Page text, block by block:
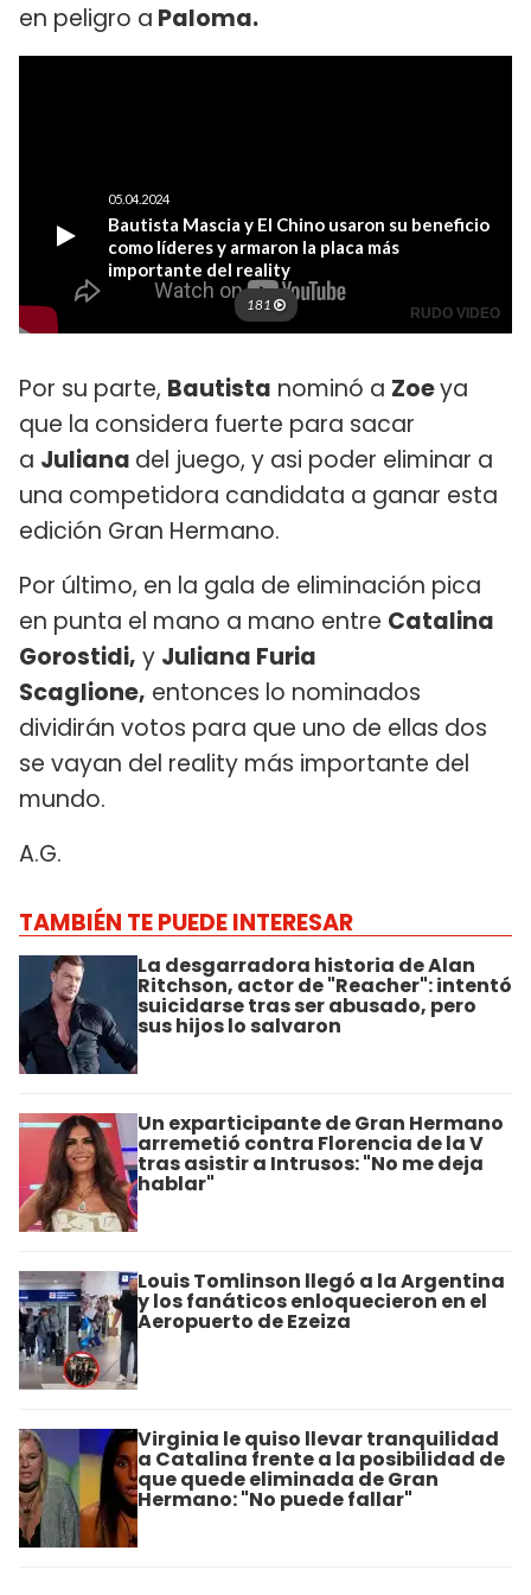
en peligro a Paloma.
Por su parte, Bautista nominó a Zoeya
que la considera fuerte para sacar
a Juliana del juego, y asi poder eliminar a
una competidora candidata a ganar esta
edición Gran Hermano.
Por último, en la gala de eliminación pica
en punta el mano a mano entre Catalina
Gorostidi, y Juliana Furia
Scaglione, entonces lo nominados
dividirán votos para que uno de ellas dos
se vayan del reality más importante del
mundo.
A.G.
TAMBIÉN TE PUEDE INTERESAR
La desgarradora historia de Alan
Ritchson, actor de "Reacher": intentó
suicidarse tras ser abusado, pero
sus hijos lo salvaron
Un exparticipante de Gran Hermano
arremetió contra Florencia de la V
tras asistir a Intrusos: "No me deja
hablar"
Louis Tomlinson llegó a la Argentina
y los fanáticos enloquecieron en el
Aeropuerto de Ezeiza
Virginia le quiso llevar tranquilidad
a Catalina frente a la posibilidad de
que quede eliminada de Gran
Hermano: "No puede fallar"